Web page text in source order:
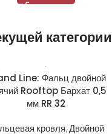
категории
Line: Фальц двойной
Rooftop Бархат 0,5
мм RR 32
кровля,Двойной